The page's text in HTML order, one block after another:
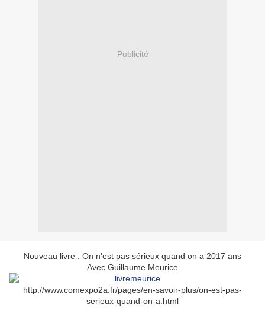
Publicité
Nouveau livre : On n'est pas sérieux quand on a 2017 ans
Avec Guillaume Meurice
http://www.comexpo2a.fr/pages/en-savoir-plus/on-est-pas-
serieux-quand-on-a.html